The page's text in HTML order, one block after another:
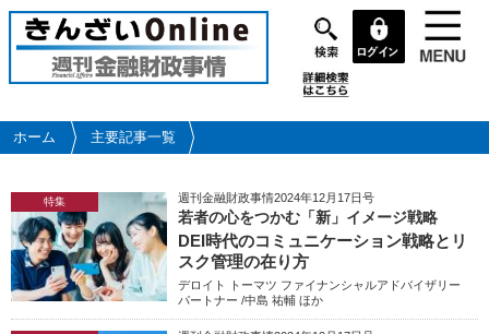
メ
イ
コ
ン
に
移
動
ホーム 主要記事一覧
特集 週刊金融財政事情2024年12月17日号
若者の心をつかむ「新」イメージ戦略
DEI時代のコミュニケーション戦略とリ
スク管理の在り方
デロイト トーマツ ファイナンシャルアドバイザリー
パートナー /中島 祐輔 ほか